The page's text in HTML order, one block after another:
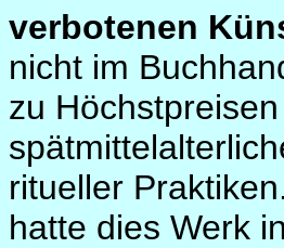
verbotenen
nicht im
zu
ritueller
hatte dies Werk